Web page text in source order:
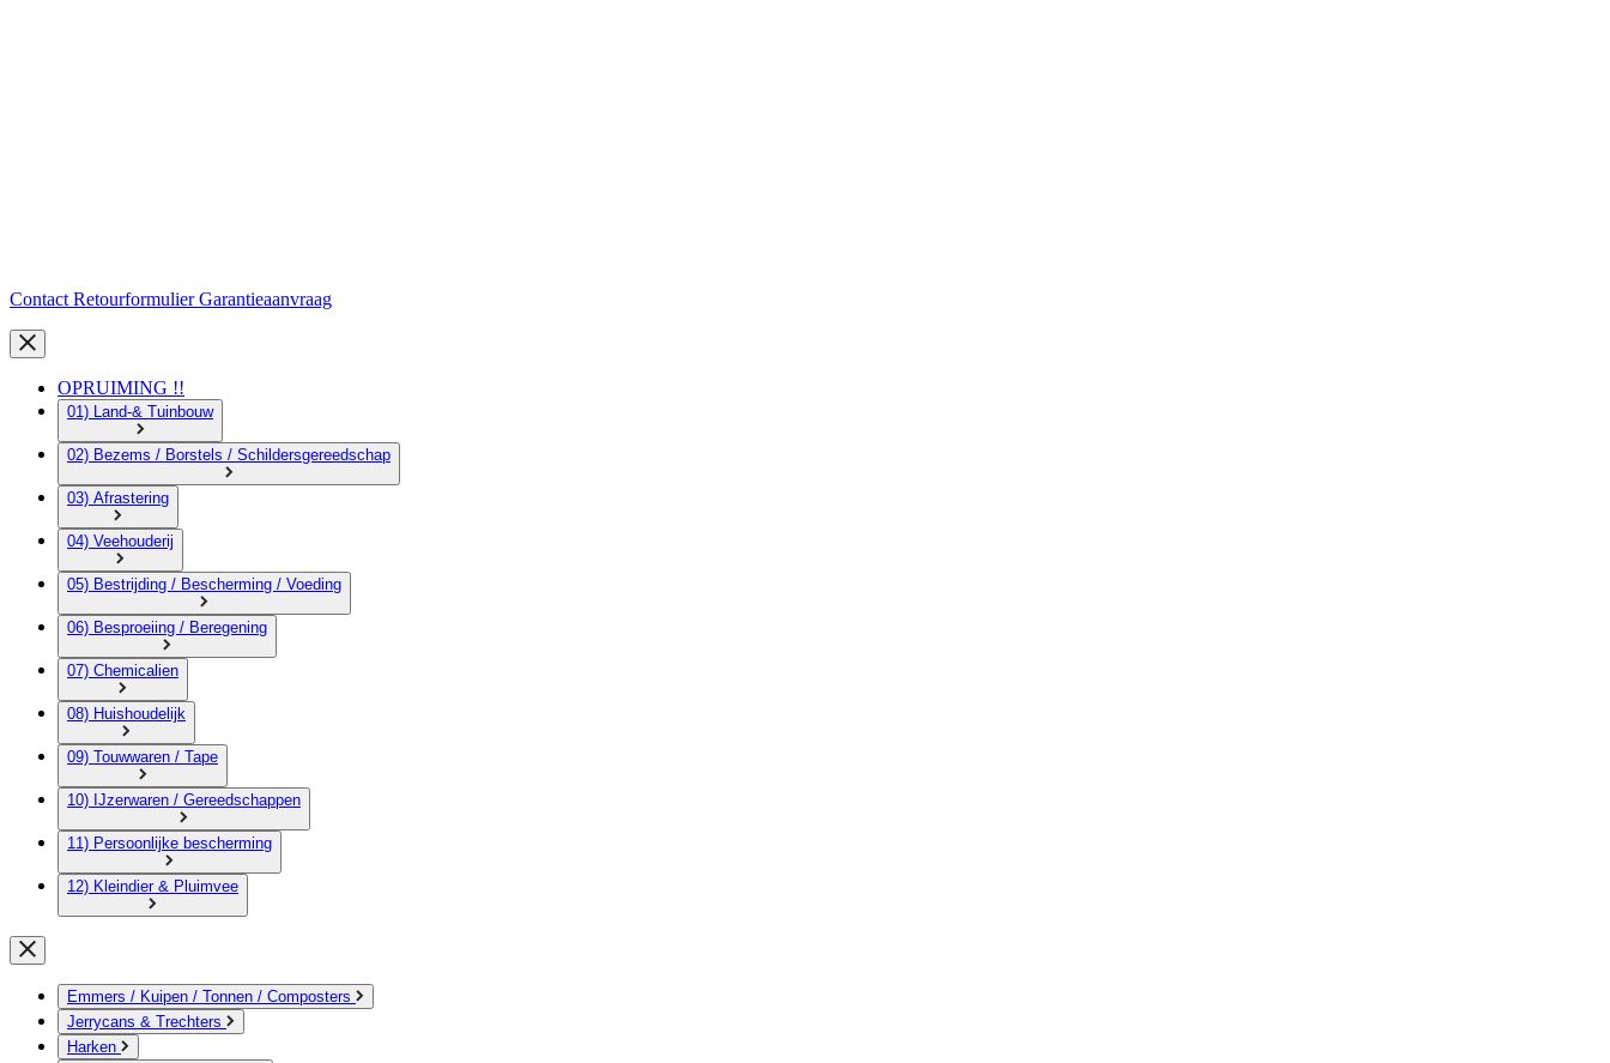
Contact RetourformulierGarantieaanvraag
OPRUIMING !!
01) Land-& Tuinbouw
02) Bezems / Borstels / Schildersgereedschap
03) Afrastering
04) Veehouderij
05) Bestrijding / Bescherming / Voeding
06) Besproeiing / Beregening
07) Chemicalien
08) Huishoudelijk
09) Touwwaren / Tape
10) IJzerwaren / Gereedschappen
11) Persoonlijke bescherming
12) Kleindier & Pluimvee
Emmers / Kuipen / Tonnen / Composters
Jerrycans & Trechters
Harken